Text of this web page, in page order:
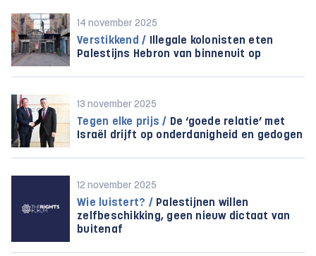
14 november 2025
Verstikkend / Illegale kolonisten eten
Palestijns Hebron van binnenuit op
13 november 2025
Tegen elke prijs / De ‘goede relatie’ met
Israël drijft op onderdanigheid en gedogen
12 november 2025
Wie luistert? / Palestijnen willen
zelfbeschikking, geen nieuw dictaat van
buitenaf